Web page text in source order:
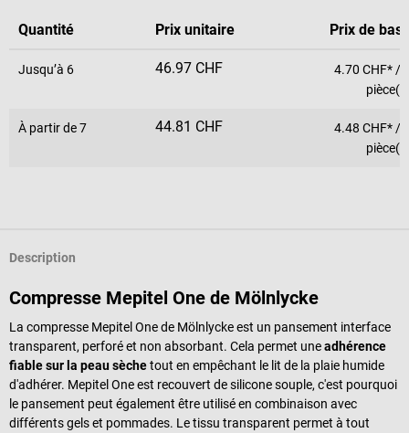
Quantité Prix unitaire Prix de
Jusqu’à 6 46.97 CHF
4.70 CHF* /
À partir de7 44.81 CHF
4.48 CHF* /
Description
Compresse Mepitel One de Mölnlycke
La compresse Mepitel One de Mölnlycke est un pansement interface
transparent, perforé et non absorbant. Cela permet uneadhérence
fiable sur la peau sèchetout en empêchant le lit de la plaie humide
d'adhérer. Mepitel One est recouvert de silicone souple, c'est pourquoi
le pansement peut également être utilisé en combinaison avec
différents gels et pommades. Le tissu transparent permet à tout